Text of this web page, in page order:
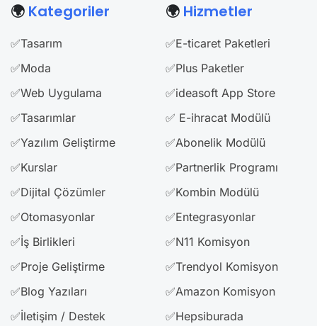
🌍 Kategoriler
✅Tasarım
✅Moda
✅Web Uygulama
✅Tasarımlar
✅Yazılım Geliştirme
✅Kurslar
✅Dijital Çözümler
✅Otomasyonlar
✅İş Birlikleri
✅Proje Geliştirme
✅Blog Yazıları
✅İletişim / Destek
🌍 Hizmetler
✅E-ticaret Paketleri
✅Plus Paketler
✅ideasoft App Store
✅ E-ihracat Modülü
✅Abonelik Modülü
✅Partnerlik Programı
✅Kombin Modülü
✅Entegrasyonlar
✅N11 Komisyon
✅Trendyol Komisyon
✅Amazon Komisyon
✅Hepsiburada